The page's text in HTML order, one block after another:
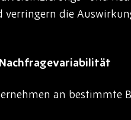
die
an bestimmte